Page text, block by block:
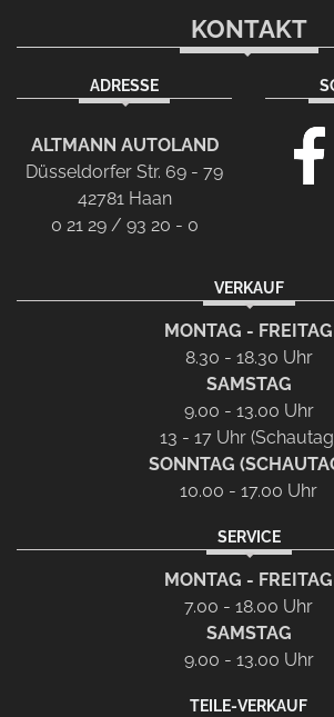
KONTAKT
ADRESSE
ALTMANN AUTOLAND
Düsseldorfer Str. 69 - 79
42781 Haan
0 21 29 / 93 20 - 0
VERKAUF
MONTAG - FREITAG
8.30 - 18.30 Uhr
SAMSTAG
9.00 - 13.00 Uhr
13 - 17 Uhr
SONNTAG
10.00 - 17.00 Uhr
SERVICE
MONTAG - FREITAG
7.00 - 18.00 Uhr
SAMSTAG
9.00 - 13.00 Uhr
TEILE-VERKAUF